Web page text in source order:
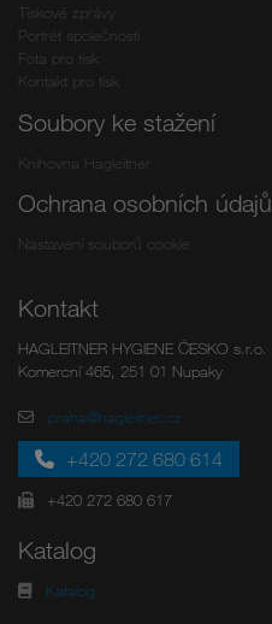
Tiskové zprávy
Portrét společnosti
Fota pro tisk
Kontakt pro tisk
Soubory ke stažení
Knihovna Hagleitner
Ochrana osobních údajů
Nastavení souborů cookie
Kontakt
HAGLEITNER HYGIENE ČESKO s.r.o.
Komercní 465, 251 01 Nupaky
praha@hagleitner.cz
+420 272 680 614
+420 272 680 617
Katalog
Katalog